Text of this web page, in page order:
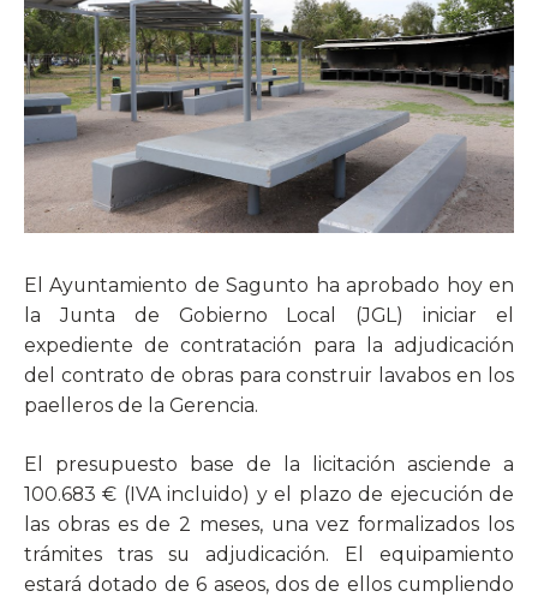
El Ayuntamiento de Sagunto ha aprobado hoy en
la Junta de Gobierno Local (JGL) iniciar el
expediente de contratación para la adjudicación
del contrato de obras para construir lavabos en los
paelleros de la Gerencia.
El presupuesto base de la licitación asciende a
100.683 € (IVA incluido) y el plazo de ejecución de
las obras es de 2 meses, una vez formalizados los
trámites tras su adjudicación. El equipamiento
estará dotado de 6 aseos, dos de ellos cumpliendo